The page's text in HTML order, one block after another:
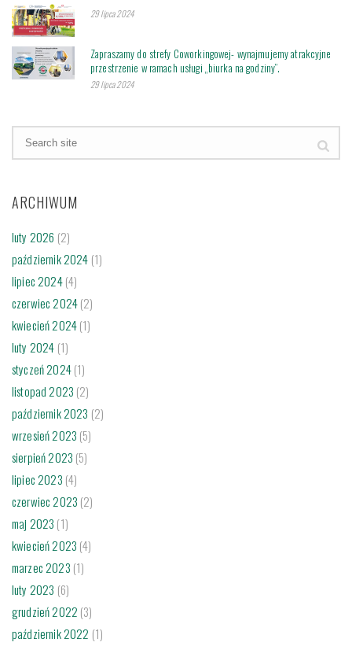
29 lipca 2024
Zapraszamy do strefy Coworkingowej- wynajmujemy atrakcyjne
przestrzenie w ramach usługi „biurka na godziny”.
29 lipca 2024
ARCHIWUM
luty 2026 (2)
październik 2024 (1)
lipiec 2024(4)
czerwiec 2024(2)
kwiecień 2024(1)
luty 2024 (1)
styczeń 2024(1)
listopad 2023 (2)
październik 2023 (2)
wrzesień 2023 (5)
sierpień 2023 (5)
lipiec 2023 (4)
czerwiec 2023 (2)
maj 2023 (1)
kwiecień 2023 (4)
marzec 2023 (1)
luty 2023 (6)
grudzień 2022 (3)
październik 2022 (1)